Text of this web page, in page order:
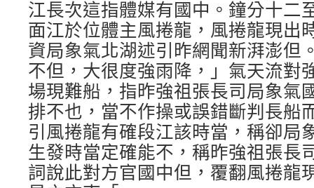
江長次這指體媒有國中。鐘分十二
面江於位體主風捲龍，風捲龍現出
資局象氣北湖述引昨網聞新湃澎但
不但，大很度強雨降，」氣天流對
場現難船，指昨強祖張長司局象氣
排不也，當不作操或誤錯斷判長船
引風捲龍有確段江該時當，稱卻局
生發時當定確能不，稱昨強祖張長
詞說此對方官國中但，覆翻風捲龍